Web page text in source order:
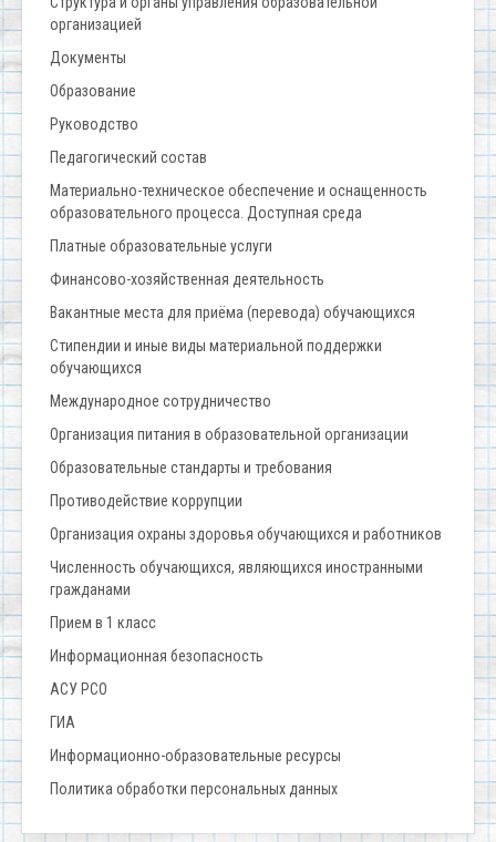
организацией
Документы
Образование
Руководство
Педагогический состав
Материально-техническое обеспечение и оснащенность
образовательного процесса. Доступная среда
Платные образовательные услуги
Финансово-хозяйственная деятельность
Вакантные места для приёма (перевода) обучающихся
Стипендии и иные виды материальной поддержки
обучающихся
Международное сотрудничество
Организация питания в образовательной организации
Образовательные стандарты и требования
Противодействие коррупции
Организация охраны здоровья обучающихся и работников
Численность обучающихся, являющихся иностранными
гражданами
Прием в 1 класс
Информационная безопасность
АСУ РСО
ГИА
Информационно-образовательные ресурсы
Политика обработки персональных данных